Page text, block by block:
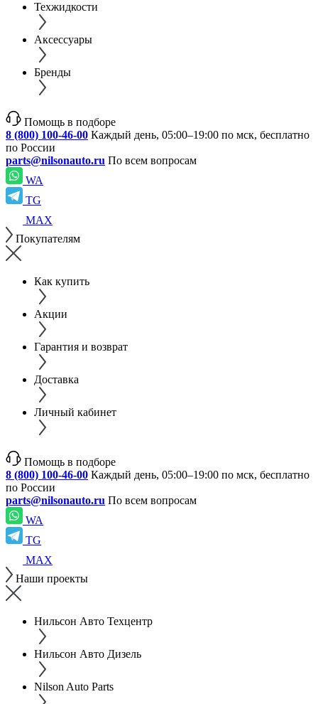
Техжидкости
Аксессуары
Бренды
Помощь в подборе
8 (800) 100-46-00 Каждый день, 05:00–19:00 по мск, бесплатно
по России
parts@nilsonauto.ru По всем вопросам
WA
TG
MAX
Покупателям
Как купить
Акции
Гарантия и возврат
Доставка
Личный кабинет
Помощь в подборе
8 (800) 100-46-00 Каждый день, 05:00–19:00 по мск, бесплатно
по России
parts@nilsonauto.ru По всем вопросам
WA
TG
MAX
Наши проекты
Нильсон Авто Техцентр
Нильсон Авто Дизель
Nilson Auto Parts